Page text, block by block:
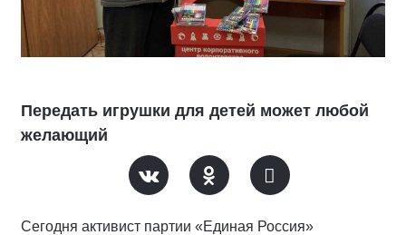
Передать игрушки для детей может любой
желающий
Сегодня активист партии «Единая Россия»